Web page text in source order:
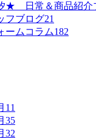
★ 日常＆商品紹
フブログ21
ームコラム182
11
35
32